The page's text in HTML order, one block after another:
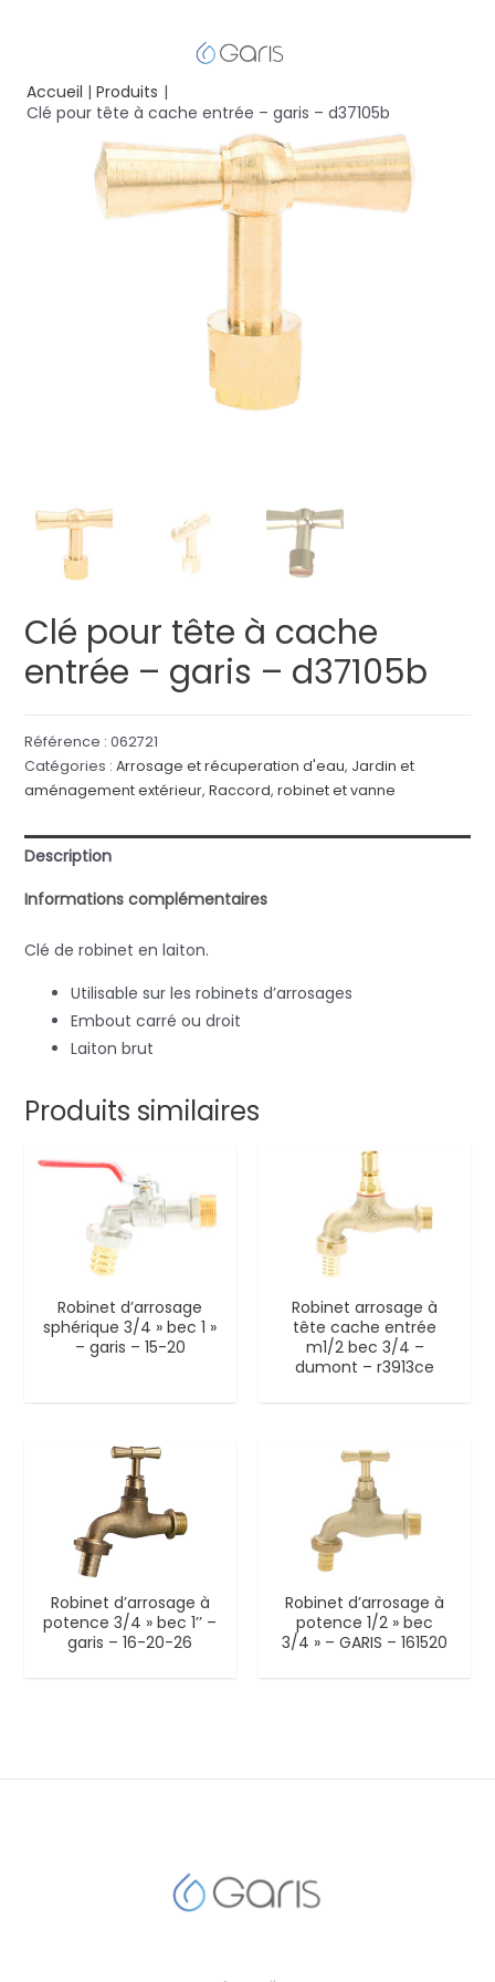
Accueil
Produits
Clé pour tête à cache entrée – garis – d37105b
Clé pour tête à cache
entrée – garis – d37105b
Référence : 062721
Catégories : Arrosage et récuperation d'eau, Jardin et
aménagement extérieur, Raccord, robinet et vanne
Description
Informations complémentaires
Clé de robinet en laiton.
Utilisable sur les robinets d’arrosages
Embout carré ou droit
Laiton brut
Produits similaires
Robinet d’arrosage
sphérique 3/4 » bec 1 »
– garis – 15-20
Robinet arrosage à
tête cache entrée
m1/2 bec 3/4 –
dumont – r3913ce
Robinet d’arrosage à
potence 3/4 » bec 1’’ –
garis – 16-20-26
Robinet d’arrosage à
potence 1/2 » bec
3/4 » – GARIS – 161520